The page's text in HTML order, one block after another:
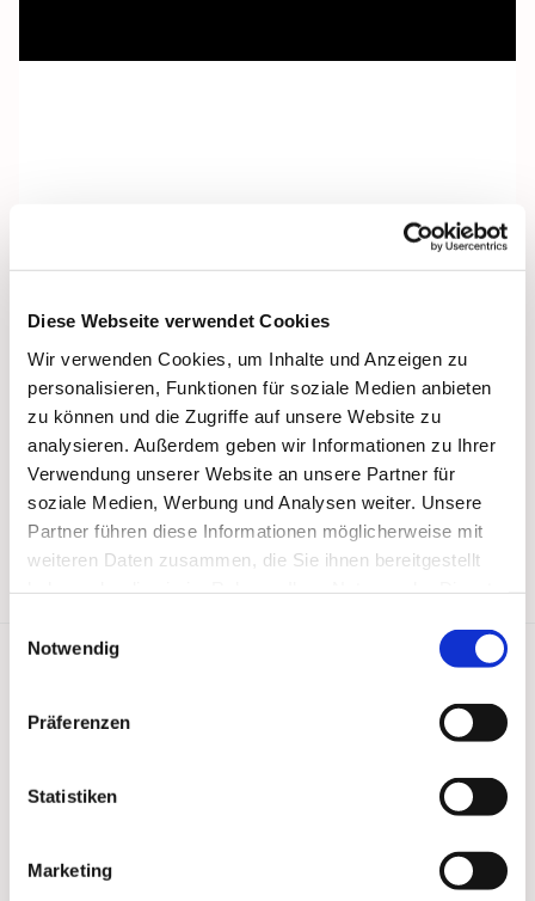
Diese Webseite verwendet Cookies
Wir verwenden Cookies, um Inhalte und Anzeigen zu
personalisieren, Funktionen für soziale Medien anbieten
zu können und die Zugriffe auf unsere Website zu
analysieren. Außerdem geben wir Informationen zu Ihrer
Verwendung unserer Website an unsere Partner für
soziale Medien, Werbung und Analysen weiter. Unsere
Partner führen diese Informationen möglicherweise mit
weiteren Daten zusammen, die Sie ihnen bereitgestellt
Notwendig
Präferenzen
Statistiken
Marketing
Kontakt